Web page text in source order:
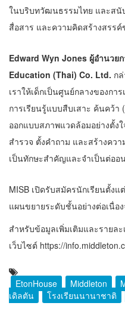
ในบริบทวัฒนธรรมไทย และสนั
สื่อสาร และความคิดสร้างสรรค์
Edward Wyn Jones ผู้อำนวย
Education (Thai) Co. Ltd. ก
เราให้เด็กเป็นศูนย์กลางของก
การเรียนรู้แบบสืบเสาะ ค้นคว้า
ออกแบบสภาพแวดล้อมอย่างตั้ง
สำรวจ ตั้งคำถาม และสร้างคว
เป็นทักษะสำคัญและจำเป็นต่ออ
MISB เปิดรับสมัครนักเรียนตั้งแ
แผนขยายระดับชั้นอย่างต่อเนื่อ
สำหรับข้อมูลเพิ่มเติมและรายล
เว็บไซต์ https://
EtonHouse Middleton
เดิลตัน
โรงเรียนนานาชาติ